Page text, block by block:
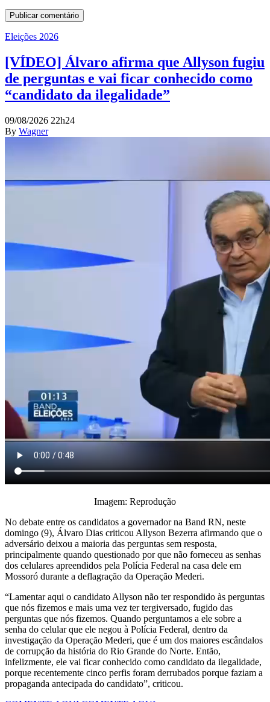
Eleições 2026
[VÍDEO] Álvaro afirma que Allyson fugiu
de perguntas e vai ficar conhecido como
“candidato da ilegalidade”
09/08/2026 22h24
By Wagner
Imagem: Reprodução
No debate entre os candidatos a governador na Band RN, neste
domingo (9), Álvaro Dias criticou Allyson Bezerra afirmando que o
adversário deixou a maioria das perguntas sem resposta,
principalmente quando questionado por que não forneceu as senhas
dos celulares apreendidos pela Polícia Federal na casa dele em
Mossoró durante a deflagração da Operação Mederi.
“Lamentar aqui o candidato Allyson não ter respondido às perguntas
que nós fizemos e mais uma vez ter tergiversado, fugido das
perguntas que nós fizemos. Quando perguntamos a ele sobre a
senha do celular que ele negou à Polícia Federal, dentro da
investigação da Operação Mederi, que é um dos maiores escândalos
de corrupção da história do Rio Grande do Norte. Então,
infelizmente, ele vai ficar conhecido como candidato da ilegalidade,
porque recentemente cinco perfis foram derrubados porque faziam a
propaganda antecipada do candidato”, criticou.